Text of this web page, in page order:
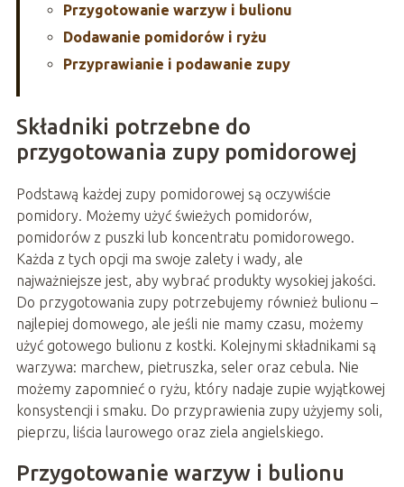
Przygotowanie warzyw i bulionu
Dodawanie pomidorów i ryżu
Przyprawianie i podawanie zupy
Składniki potrzebne do
przygotowania zupy pomidorowej
Podstawą każdej zupy pomidorowej są oczywiście
pomidory. Możemy użyć świeżych pomidorów,
pomidorów z puszki lub koncentratu pomidorowego.
Każda z tych opcji ma swoje zalety i wady, ale
najważniejsze jest, aby wybrać produkty wysokiej jakości.
Do przygotowania zupy potrzebujemy również bulionu –
najlepiej domowego, ale jeśli nie mamy czasu, możemy
użyć gotowego bulionu z kostki. Kolejnymi składnikami są
warzywa: marchew, pietruszka, seler oraz cebula. Nie
możemy zapomnieć o ryżu, który nadaje zupie wyjątkowej
konsystencji i smaku. Do przyprawienia zupy użyjemy soli,
pieprzu, liścia laurowego oraz ziela angielskiego.
Przygotowanie warzyw i bulionu